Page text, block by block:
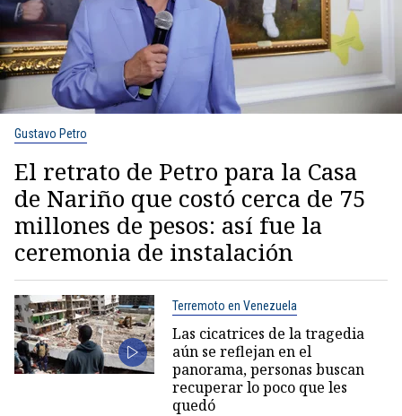
Gustavo Petro
El retrato de Petro para la Casa
de Nariño que costó cerca de 75
millones de pesos: así fue la
ceremonia de instalación
Terremoto en Venezuela
Las cicatrices de la tragedia
aún se reflejan en el
panorama, personas buscan
recuperar lo poco que les
quedó